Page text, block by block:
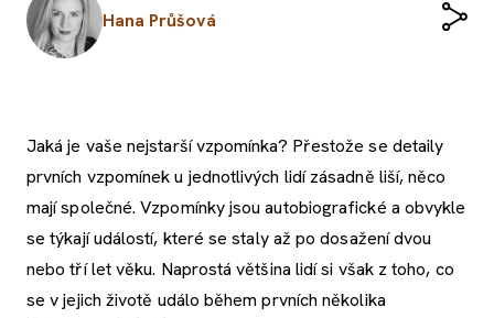
Hana Průšová
Jaká je vaše nejstarší vzpomínka? Přestože se detaily
prvních vzpomínek u jednotlivých lidí zásadně liší, něco
mají společné. Vzpomínky jsou autobiografické a obvykle
se týkají událostí, které se staly až po dosažení dvou
nebo tří let věku. Naprostá většina lidí si však z toho, co
se v jejich životě událo během prvních několika